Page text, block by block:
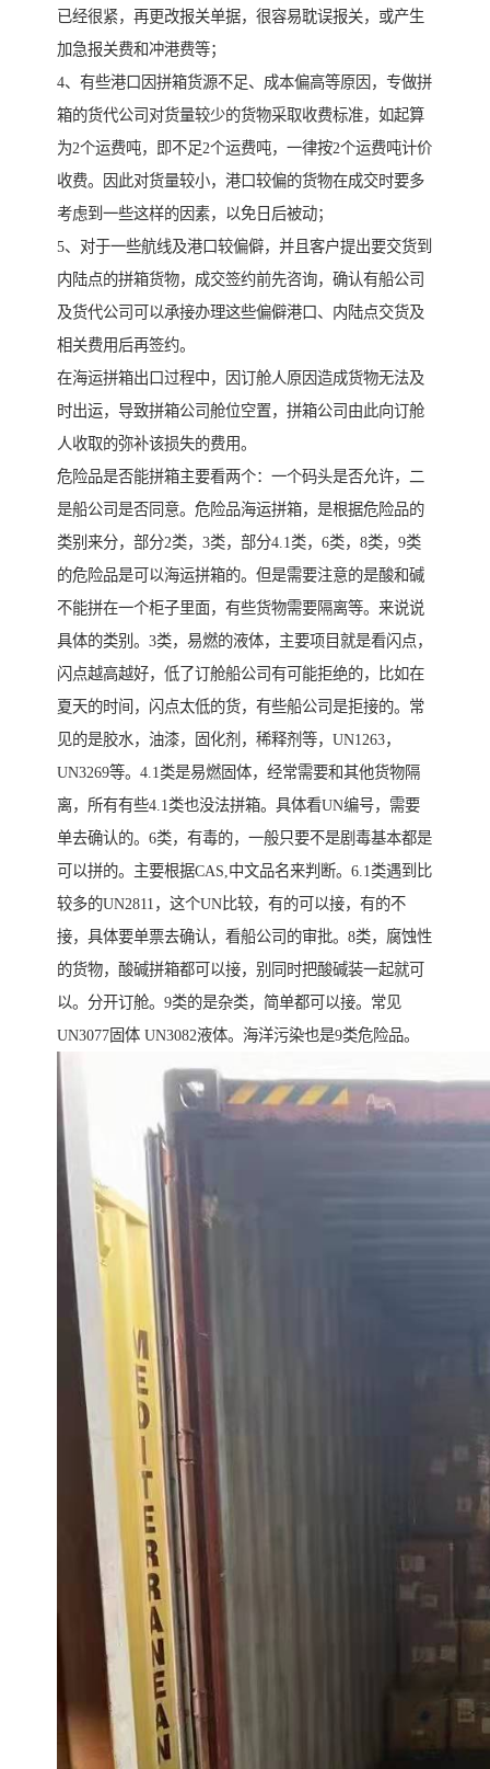
已经很紧，再更改报关单据，很容易耽误报关，或产生
加急报关费和冲港费等；
4、有些港口因拼箱货源不足、成本偏高等原因，专做拼
箱的货代公司对货量较少的货物采取收费标准，如起算
为2个运费吨，即不足2个运费吨，一律按2个运费吨计价
收费。因此对货量较小，港口较偏的货物在成交时要多
考虑到一些这样的因素，以免日后被动；
5、对于一些航线及港口较偏僻，并且客户提出要交货到
内陆点的拼箱货物，成交签约前先咨询，确认有船公司
及货代公司可以承接办理这些偏僻港口、内陆点交货及
相关费用后再签约。
在海运拼箱出口过程中，因订舱人原因造成货物无法及
时出运，导致拼箱公司舱位空置，拼箱公司由此向订舱
人收取的弥补该损失的费用。
危险品是否能拼箱主要看两个：一个码头是否允许，二
是船公司是否同意。危险品海运拼箱，是根据危险品的
类别来分，部分2类，3类，部分4.1类，6类，8类，9类
的危险品是可以海运拼箱的。但是需要注意的是酸和碱
不能拼在一个柜子里面，有些货物需要隔离等。来说说
具体的类别。3类，易燃的液体，主要项目就是看闪点，
闪点越高越好，低了订舱船公司有可能拒绝的，比如在
夏天的时间，闪点太低的货，有些船公司是拒接的。常
见的是胶水，油漆，固化剂，稀释剂等，UN1263，
UN3269等。4.1类是易燃固体，经常需要和其他货物隔
离，所有有些4.1类也没法拼箱。具体看UN编号，需要
单去确认的。6类，有毒的，一般只要不是剧毒基本都是
可以拼的。主要根据CAS,中文品名来判断。6.1类遇到比
较多的UN2811，这个UN比较，有的可以接，有的不
接，具体要单票去确认，看船公司的审批。8类，腐蚀性
的货物，酸碱拼箱都可以接，别同时把酸碱装一起就可
以。分开订舱。9类的是杂类，简单都可以接。常见
UN3077固体 UN3082液体。海洋污染也是9类危险品。